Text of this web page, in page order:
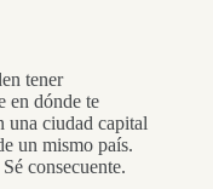
tener
en dónde te
una ciudad capital
un mismo país.
consecuente.